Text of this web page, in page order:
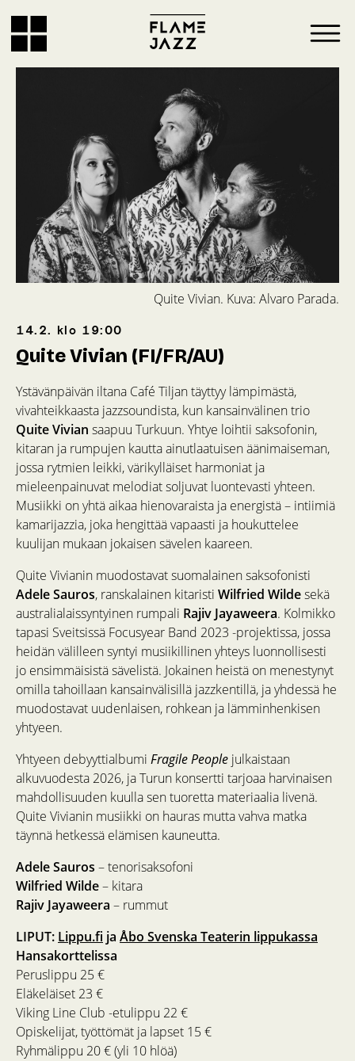
Quite Vivian. Kuva: Alvaro Parada.
14.2. klo 19:00
Quite Vivian (FI/FR/AU)
Ystävänpäivän iltana Café Tiljan täyttyy lämpimästä,
vivahteikkaasta jazzsoundista, kun kansainvälinen trio
Quite Vivian saapuu Turkuun. Yhtye loihtii saksofonin,
kitaran ja rumpujen kautta ainutlaatuisen äänimaiseman,
jossa rytmien leikki, värikylläiset harmoniat ja
mieleenpainuvat melodiat soljuvat luontevasti yhteen.
Musiikki on yhtä aikaa hienovaraista ja energistä – intiimiä
kamarijazzia, joka hengittää vapaasti ja houkuttelee
kuulijan mukaan jokaisen sävelen kaareen.
Quite Vivianin muodostavat suomalainen saksofonisti
Adele Sauros, ranskalainen kitaristi Wilfried Wildesekä
australialaissyntyinen rumpali Rajiv Jayaweera. Kolmikko
tapasi Sveitsissä Focusyear Band 2023 -projektissa, jossa
heidän välilleen syntyi musiikillinen yhteys luonnollisesti
jo ensimmäisistä sävelistä. Jokainen heistä on menestynyt
omilla tahoillaan kansainvälisillä jazzkentillä, ja yhdessä he
muodostavat uudenlaisen, rohkean ja lämminhenkisen
yhtyeen.
Yhtyeen debyyttialbumi Fragile People julkaistaan
alkuvuodesta 2026, ja Turun konsertti tarjoaa harvinaisen
mahdollisuuden kuulla sen tuoretta materiaalia livenä.
Quite Vivianin musiikki on hauras mutta vahva matka
täynnä hetkessä elämisen kauneutta.
Adele Sauros – tenorisaksofoni
Wilfried Wilde– kitara
Rajiv Jayaweera – rummut
LIPUT: Lippu.fi ja Åbo Svenska Teaterin lippukassa
Hansakorttelissa
Peruslippu 25 €
Eläkeläiset 23 €
Viking Line Club -etulippu 22 €
Opiskelijat, työttömät ja lapset 15 €
Ryhmälippu 20 € (yli 10 hlöä)